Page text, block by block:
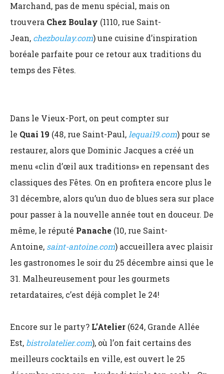
Marchand, pas de menu spécial, mais on
trouvera Chez Boulay (1110, rue Saint-
Jean, chezboulay.com) une cuisine d’inspiration
boréale parfaite pour ce retour aux traditions du
temps des Fêtes.
Dans le Vieux-Port, on peut compter sur
le Quai 19 (48, rue Saint-Paul, lequai19.com) pour se
restaurer, alors que Dominic Jacques a créé un
menu «clin d’œil aux traditions» en repensant des
classiques des Fêtes. On en profitera encore plus le
31 décembre, alors qu’un duo de blues sera sur place
pour passer à la nouvelle année tout en douceur. De
même, le réputé Panache (10, rue Saint-
Antoine, saint-antoine.com) accueillera avec plaisir
les gastronomes le soir du 25 décembre ainsi que le
31. Malheureusement pour les gourmets
retardataires, c’est déjà complet le 24!
Encore sur le party? L’Atelier (624, Grande Allée
Est, bistrolatelier.com), où l’on fait certains des
meilleurs cocktails en ville, est ouvert le 25